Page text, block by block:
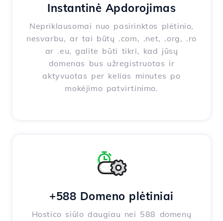
Instantinė Apdorojimas
Nepriklausomai nuo pasirinktos plėtinio,
nesvarbu, ar tai būtų .com, .net, .org, .ro
ar .eu, galite būti tikri, kad jūsų
domenas bus užregistruotas ir
aktyvuotas per kelias minutes po
mokėjimo patvirtinimo.
+588 Domeno plėtiniai
Hostico siūlo daugiau nei 588 domenų